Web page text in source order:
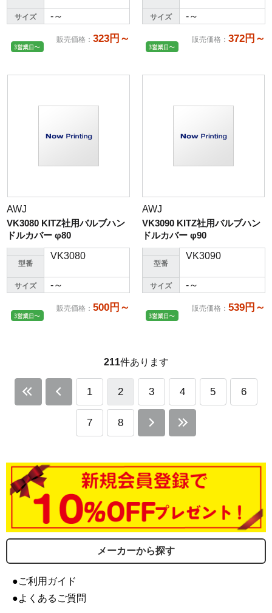
サイズ -～
販売価格 ： 323円～
サイズ -～
販売価格 ： 372円～
AWJ
VK3080 KITZ社用バルブハン
ドルカバー φ80
型番
VK3080
サイズ -～
販売価格 ： 500円～
AWJ
VK3090 KITZ社用バルブハン
ドルカバー φ90
型番
VK3090
サイズ -～
販売価格 ： 539円～
211件あります
1 2 3 4 5 6
7 8
メーカーから探す
●ご利用ガイド
●よくあるご質問